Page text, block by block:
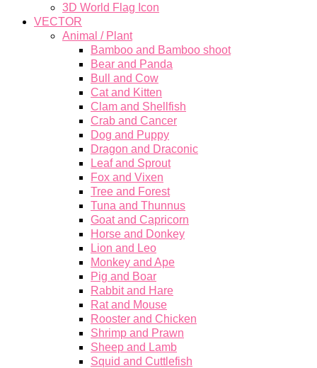
3D World Flag Icon
VECTOR
Animal / Plant
Bamboo and Bamboo shoot
Bear and Panda
Bull and Cow
Cat and Kitten
Clam and Shellfish
Crab and Cancer
Dog and Puppy
Dragon and Draconic
Leaf and Sprout
Fox and Vixen
Tree and Forest
Tuna and Thunnus
Goat and Capricorn
Horse and Donkey
Lion and Leo
Monkey and Ape
Pig and Boar
Rabbit and Hare
Rat and Mouse
Rooster and Chicken
Shrimp and Prawn
Sheep and Lamb
Squid and Cuttlefish